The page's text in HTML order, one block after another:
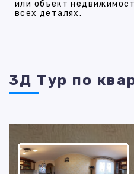
или объект
всех деталях.
3Д Тур по